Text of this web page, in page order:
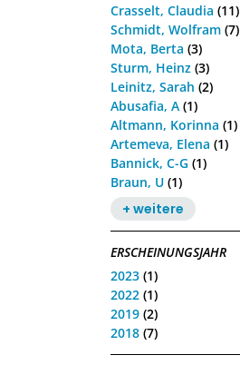
Crasselt, Claudia (11)
Schmidt, Wolfram (7)
Mota, Berta (3)
Sturm, Heinz (3)
Leinitz, Sarah (2)
Abusafia, A (1)
Altmann, Korinna (1)
Artemeva, Elena (1)
Bannick, C-G (1)
Braun, U (1)
+ weitere
ERSCHEINUNGSJAHR
2023 (1)
2022 (1)
2019 (2)
2018 (7)